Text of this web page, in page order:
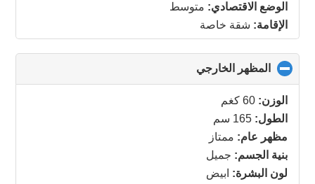
الوضع الاقتصادي: متوسط
الإقامة: شقة خاصة
المظهر الخارجي
to
الوزن: 60 كغم
الطول: 165 سم
مظهر عام: ممتاز
بنية الجسم: جميل
لون البشرة: ابيض